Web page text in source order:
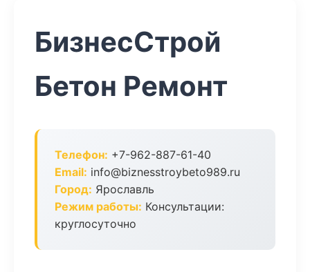
БизнесСтрой
Бетон Ремонт
Телефон: +7-962-887-61-40
Email: info@biznesstroybeto989.ru
Город: Ярославль
Режим работы: Консультации:
круглосуточно